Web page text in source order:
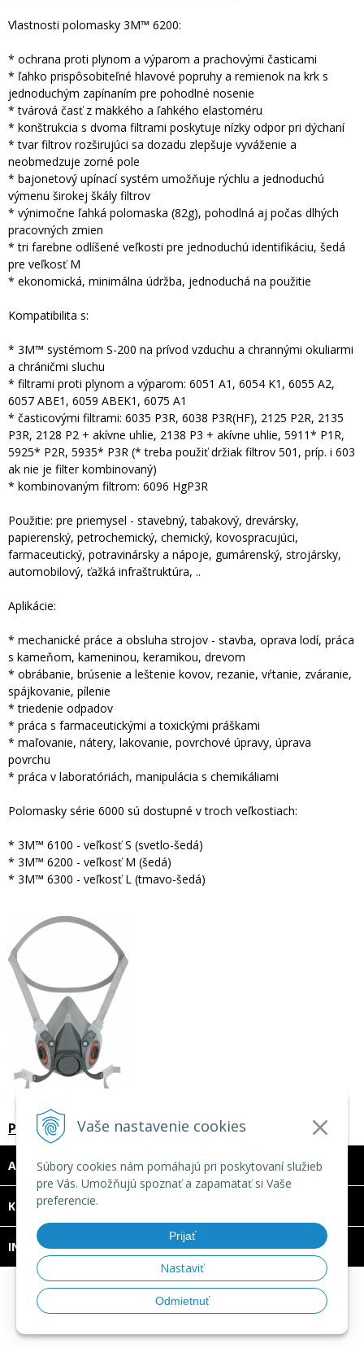
Vaše nastavenie cookies
Súbory cookies nám pomáhajú pri poskytovaní služieb
pre Vás. Umožňujú spoznať a zapamätať si Vaše
preferencie.
Prijať
Nastaviť
Odmietnuť
Vlastnosti polomasky 3M™ 6200:
* ochrana proti plynom a výparom a prachovými časticami
* ľahko prispôsobiteľné hlavové popruhy a remienok na krk s
jednoduchým zapínaním pre pohodlné nosenie
* tvárová časť z mäkkého a ľahkého elastoméru
* konštrukcia s dvoma filtrami poskytuje nízky odpor pri dýchaní
* tvar filtrov rozširujúci sa dozadu zlepšuje vyváženie a
neobmedzuje zorné pole
* bajonetový upínací systém umožňuje rýchlu a jednoduchú
výmenu širokej škály filtrov
* výnimočne ľahká polomaska (82g), pohodlná aj počas dlhých
pracovných zmien
* tri farebne odlíšené veľkosti pre jednoduchú identifikáciu, šedá
pre veľkosť M
* ekonomická, minimálna údržba, jednoduchá na použitie
Kompatibilita s:
* 3M™ systémom S-200 na prívod vzduchu a chrannými okuliarmi
a chráničmi sluchu
* filtrami proti plynom a výparom: 6051 A1, 6054 K1, 6055 A2,
6057 ABE1, 6059 ABEK1, 6075 A1
* časticovými filtrami: 6035 P3R, 6038 P3R(HF), 2125 P2R, 2135
P3R, 2128 P2 + akívne uhlie, 2138 P3 + akívne uhlie, 5911* P1R,
5925* P2R, 5935* P3R (* treba použiť držiak filtrov 501, príp. i 603
ak nie je filter kombinovaný)
* kombinovaným filtrom: 6096 HgP3R
Použitie: pre priemysel - stavebný, tabakový, drevársky,
papierenský, petrochemický, chemický, kovospracujúci,
farmaceutický, potravinársky a nápoje, gumárenský, strojársky,
automobilový, ťažká infraštruktúra, ..
Aplikácie:
* mechanické práce a obsluha strojov - stavba, oprava lodí, práca
s kameňom, kameninou, keramikou, drevom
* obrábanie, brúsenie a leštenie kovov, rezanie, vŕtanie, zváranie,
spájkovanie, pílenie
* triedenie odpadov
* práca s farmaceutickými a toxickými práškami
* maľovanie, nátery, lakovanie, povrchové úpravy, úprava
povrchu
* práca v laboratóriách, manipulácia s chemikáliami
Polomasky série 6000 sú dostupné v troch veľkostiach:
* 3M™ 6100 - veľkosť S (svetlo-šedá)
* 3M™ 6200 - veľkosť M (šedá)
* 3M™ 6300 - veľkosť L (tmavo-šedá)
Polomaska 3M 6200
ADRESA
KONTAKT
INFO
© 2026 TECHNOMAT SK •tvorba eshopu cez UNIobchod
webhostingspoločnostiWEBYGROUP
DOVOLENKA 3. - 7. augusta 2026
Predajňa bude ZATVORENÁ a vytvorené
objednávky začneme vybavovať 10.8.2026.
Ďakujeme za pochopenie.